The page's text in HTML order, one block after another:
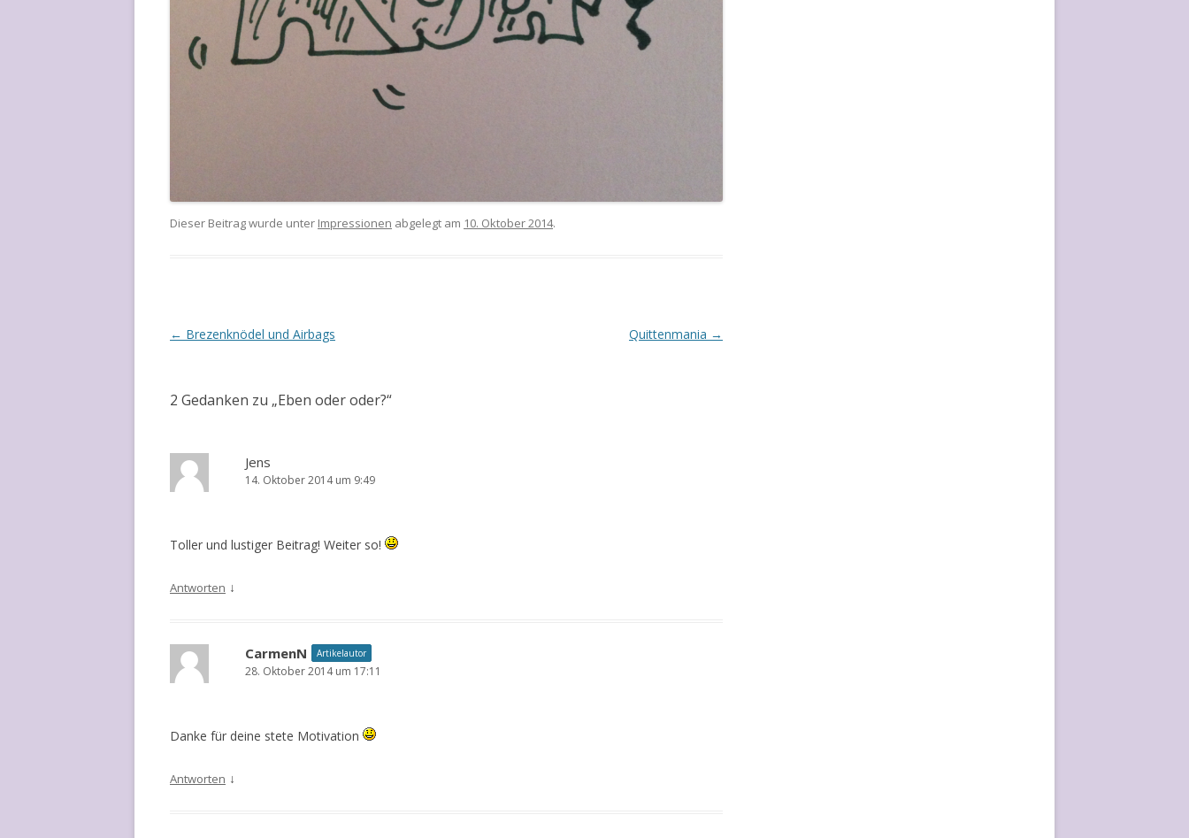
Dieser Beitrag wurde unter Impressionen abgelegt am 10. Oktober 2014.
Artikel-Navigation
← Brezenknödel und Airbags Quittenmania →
2 Gedanken zu „Eben oder oder?“
Jens
14. Oktober 2014 um 9:49
Toller und lustiger Beitrag! Weiter so!
Antworten ↓
CarmenN Artikelautor
28. Oktober 2014 um 17:11
Danke für deine stete Motivation
Antworten ↓